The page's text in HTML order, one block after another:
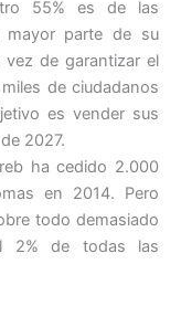
55% es de las
mayor parte de su
de garantizar el
de ciudadanos
es vender sus
2027.
ha cedido 2.000
en 2014. Pero
todo demasiado
2% de todas las